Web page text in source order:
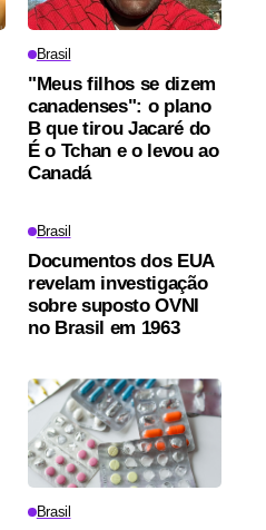
Brasil
"Meus filhos se dizem
canadenses": o plano
B que tirou Jacaré do
É o Tchan e o levou ao
Canadá
Brasil
Documentos dos EUA
revelam investigação
sobre suposto OVNI
no Brasil em 1963
Brasil